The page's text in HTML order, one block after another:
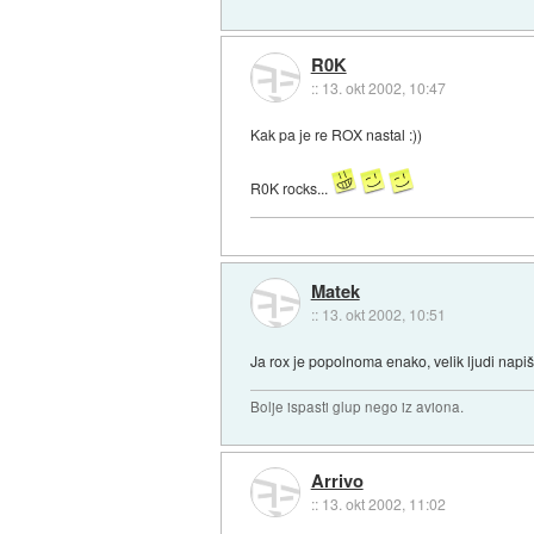
R0K
:: 13. okt 2002, 10:47
Kak pa je re ROX nastal :))
R0K rocks...
Matek
:: 13. okt 2002, 10:51
Ja rox je popolnoma enako, velik ljudi
Bolje ispasti glup nego iz aviona.
Arrivo
:: 13. okt 2002, 11:02